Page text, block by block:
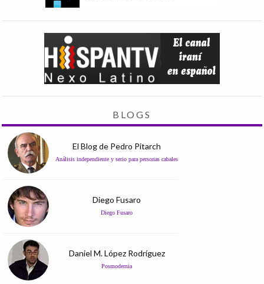
BLOGS
El Blog de Pedro Pitarch
Análisis independiente y serio para personas cabales
Diego Fusaro
Diego Fusaro
Daniel M. López Rodríguez
Posmodernia